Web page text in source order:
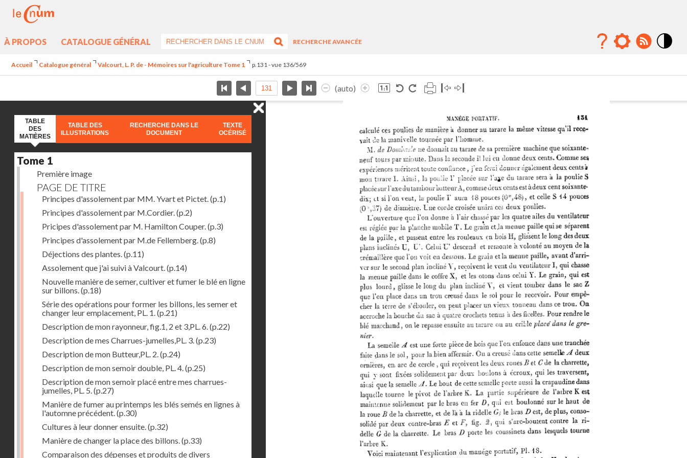
À PROPOS CATALOGUE GÉNÉRAL
RECHERCHE AVANCÉE
Accueil Catalogue général Valcourt, L. P. de - Mémoires sur l'agriculture Tome 1 p.131 - vue 136/569
(auto)
TABLE
DES
MATIÈRES
TABLE DES
ILLUSTRATIONS
RECHERCHE DANS LE
DOCUMENT
TEXTE
OCÉRISÉ
Tome 1
Première image
PAGE DE TITRE
Principes d'assolement par MM. Yvart et Pictet.(p.1)
Principes d'assolement par M.Cordier.(p.2)
Pricipes d'assolement par M. Hamilton Couper.(p.3)
Principes d'assolement par M.de Fellemberg.(p.8)
Déjections des plantes.(p.11)
Assolement que j'ai suivi à Valcourt.(p.14)
Nouvelle manière de semer, cultiver et fumer le blé en ligne
sur billons.(p.18)
Série des opérations pour former les billons, les semer et
changer leur emplacement, PL. 1.(p.21)
Description de mon rayonneur, fig.1, 2 et 3,PL. 6.(p.22)
Description de mes Charrues-jumelles,PL. 3.(p.23)
Description de mon Butteur,PL. 2.(p.24)
Description de mon semoir double, PL. 4.(p.25)
Description de mon semoir placé entre mes charrues-
jumelles, PL. 5.(p.27)
Manière de fumer au printemps les blés semés en lignes à
l'automne précédent.(p.30)
Cultures à leur donner ensuite.(p.32)
Manière de changer la place des billons.(p.33)
Comparaison des dépenses et produits de divers